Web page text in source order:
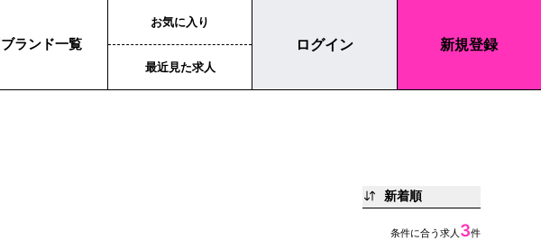
ブランド一覧
お気に入り
最近見た求人
ログイン 新規登録
新着順
条件に合う求人 3件